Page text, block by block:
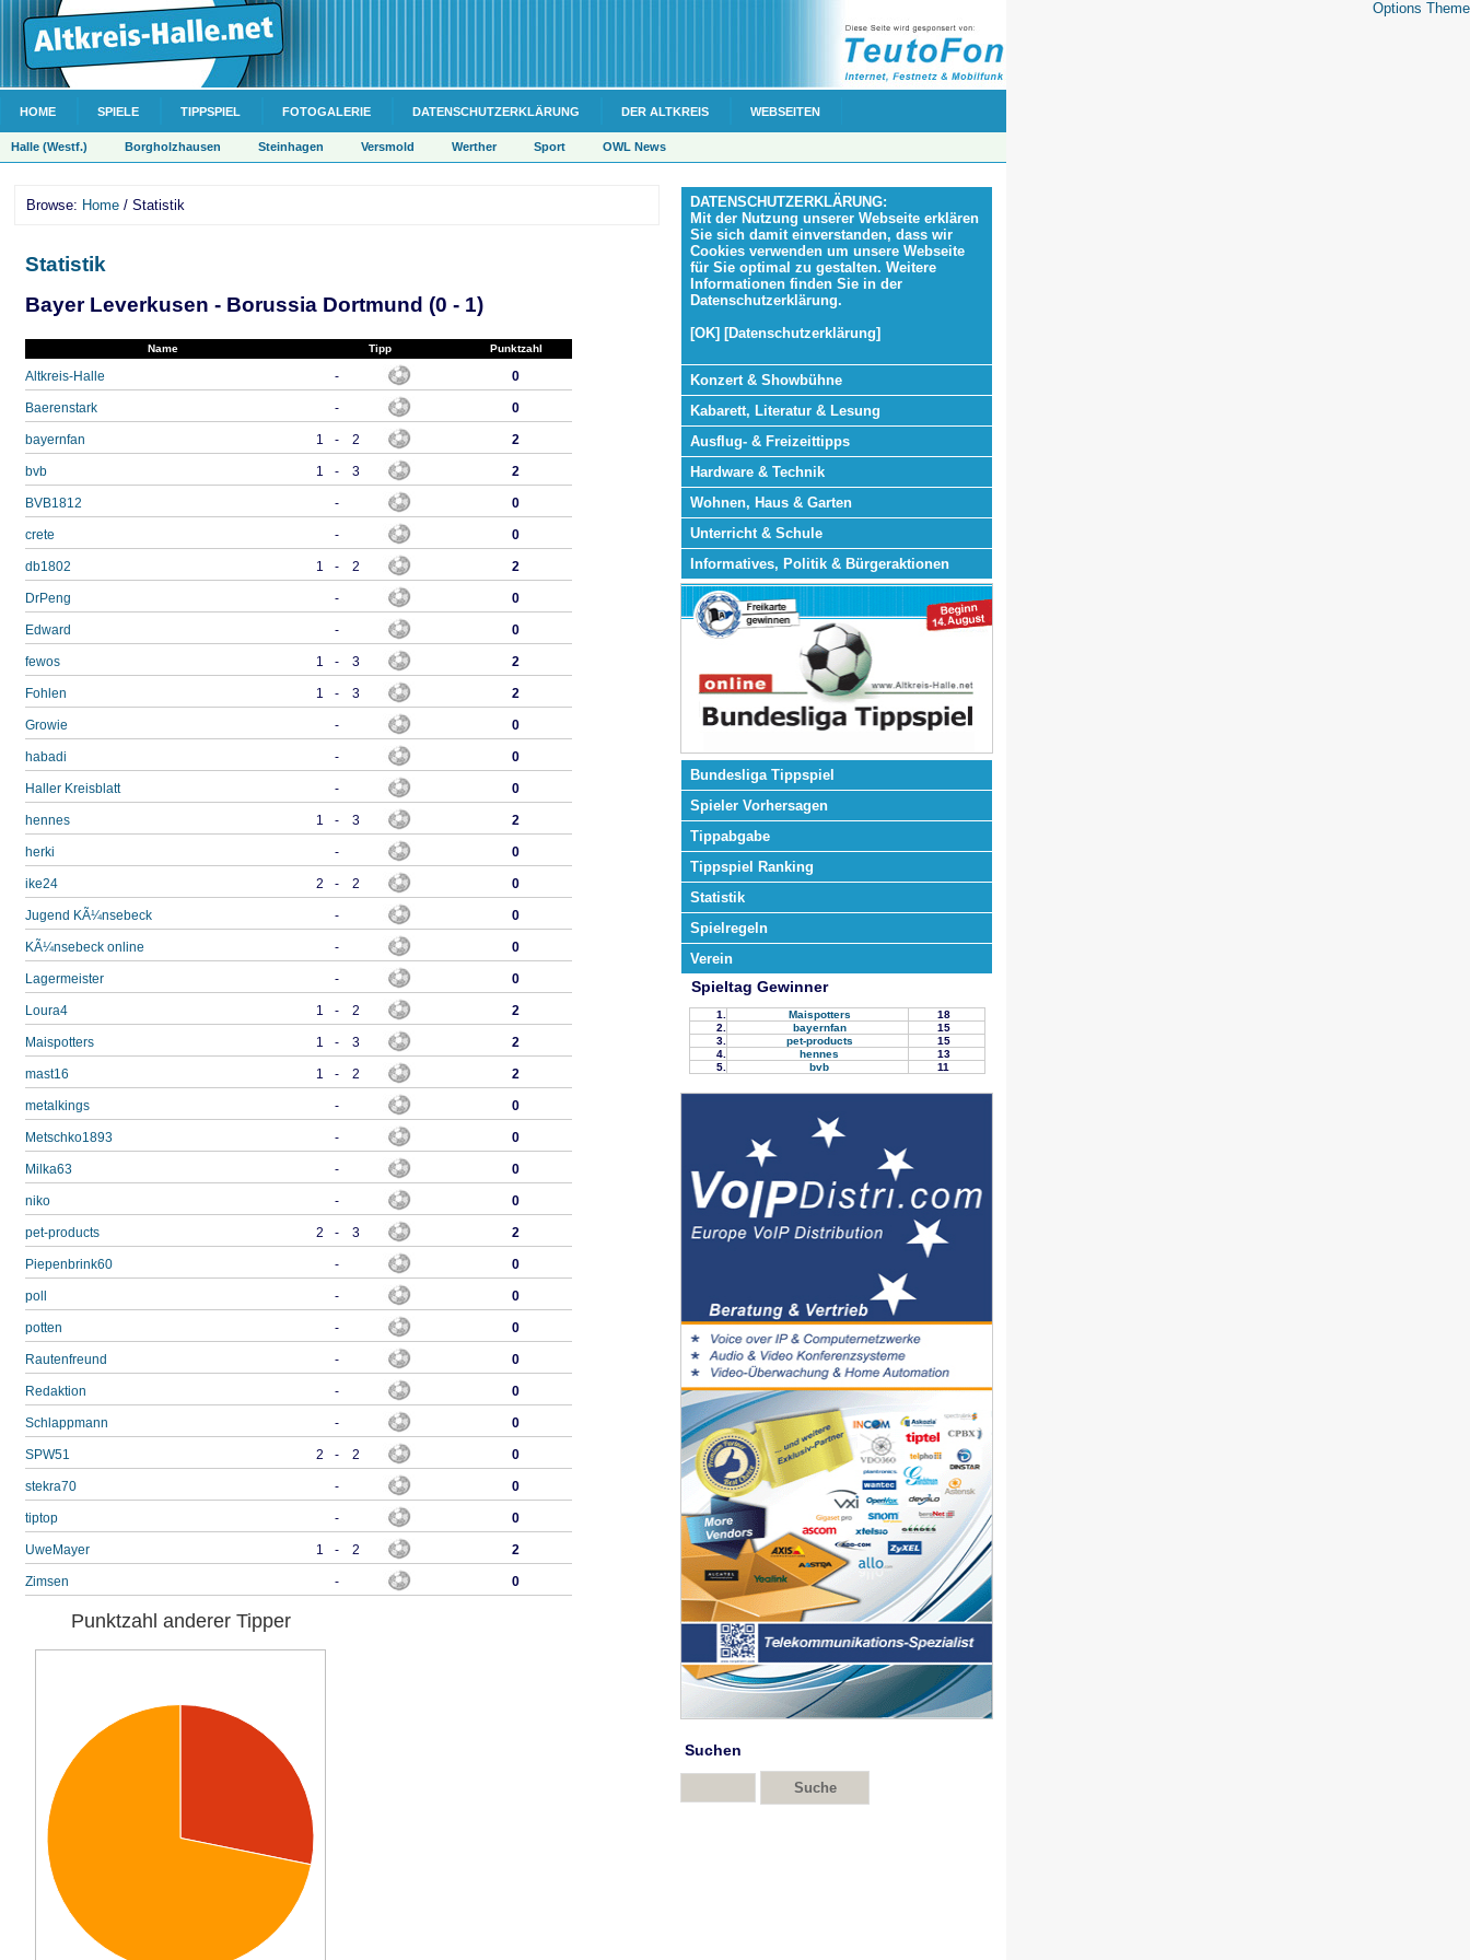
HOME SPIELE TIPPSPIEL FOTOGALERIE DATENSCHUTZERKLÄRUNG DER ALTKREIS WEBSEITEN
Halle (Westf.) Borgholzhausen Steinhagen Versmold Werther Sport OWL News
Browse: Home / Statistik
Statistik
Bayer Leverkusen - Borussia Dortmund (0 - 1)
Name Tipp Punktzahl
Altkreis-Halle - 0
Baerenstark - 0
bayernfan 1 - 2 2
bvb 1 - 3 2
BVB1812 - 0
crete - 0
db1802 1 - 2 2
DrPeng - 0
Edward - 0
fewos 1 - 3 2
Fohlen 1 - 3 2
Growie - 0
habadi - 0
Haller Kreisblatt - 0
hennes 1 - 3 2
herki - 0
ike24 2 - 2 0
Jugend KÃ¼nsebeck - 0
KÃ¼nsebeck online - 0
Lagermeister - 0
Loura4 1 - 2 2
Maispotters 1 - 3 2
mast16 1 - 2 2
metalkings - 0
Metschko1893 - 0
Milka63 - 0
niko - 0
pet-products 2 - 3 2
Piepenbrink60 - 0
poll - 0
potten - 0
Rautenfreund - 0
Redaktion - 0
Schlappmann - 0
SPW51 2 - 2 0
stekra70 - 0
tiptop - 0
UweMayer 1 - 2 2
Zimsen - 0
Punktzahl anderer Tipper
DATENSCHUTZERKLÄRUNG:
Mit der Nutzung unserer Webseite erklären
Sie sich damit einverstanden, dass wir
Cookies verwenden um unsere Webseite
für Sie optimal zu gestalten. Weitere
Informationen finden Sie in der
Datenschutzerklärung.
[OK] [Datenschutzerklärung]
Konzert & Showbühne
Kabarett, Literatur & Lesung
Ausflug- & Freizeittipps
Hardware & Technik
Wohnen, Haus & Garten
Unterricht & Schule
Informatives, Politik & Bürgeraktionen
Bundesliga Tippspiel
Spieler Vorhersagen
Tippabgabe
Tippspiel Ranking
Statistik
Spielregeln
Verein
Spieltag Gewinner
1. Maispotters
18
2.
bayernfan
15
3.
pet-products
15
4.
hennes
13
5.
bvb 11
Suchen
Options Theme